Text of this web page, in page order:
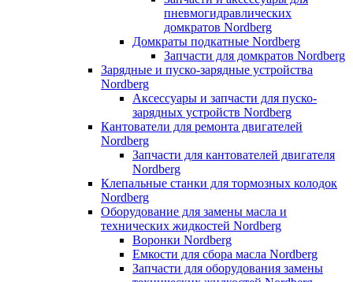
пневмогидравлических
домкратов Nordberg
Домкраты подкатные Nordberg
Запчасти для домкратов Nordberg
Зарядные и пуско-зарядные устройства
Nordberg
Аксессуары и запчасти для пуско-
зарядных устройств Nordberg
Кантователи для ремонта двигателей
Nordberg
Запчасти для кантователей двигателя
Nordberg
Клепальные станки для тормозных колодок
Nordberg
Оборудование для замены масла и
технических жидкостей Nordberg
Воронки Nordberg
Емкости для сбора масла Nordberg
Запчасти для оборудования замены